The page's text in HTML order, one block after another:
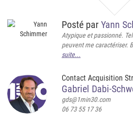
Posté par Yann
Atypique et passionné.
peuvent me caractériser.
suite...
Contact Acquisition
Gabriel Dabi-
gds@1min30.com
06 73 55 17 36